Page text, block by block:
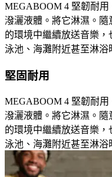
MEGABOOM 4 堅韌耐
潑灑液體。將它淋濕。
的環境中繼續放送音樂
泳池、海灘附近甚至淋浴
堅固耐用
MEGABOOM 4 堅韌耐
潑灑液體。將它淋濕。
的環境中繼續放送音樂
泳池、海灘附近甚至淋浴